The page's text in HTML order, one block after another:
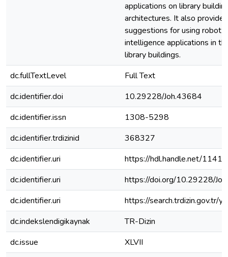
applications on library
architectures. It also
suggestions for using robot
intelligence applications in
library buildings.
dc.fullTextLevel
Full Text
dc.identifier.doi
10.29228/Joh.43684
dc.identifier.issn
1308-5298
dc.identifier.trdizinid
368327
dc.identifier.uri
https://hdl.handle.net/
dc.identifier.uri
https://doi.org/10.29228/
dc.identifier.uri
https://search.trdizin.gov.tr/
dc.indekslendigikaynak
TR-Dizin
dc.issue
XLVII